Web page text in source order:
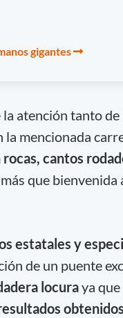
gigantes
atención tanto de
mencionada
cantos
que bienvenida
estatales y
de un puente
locuraya